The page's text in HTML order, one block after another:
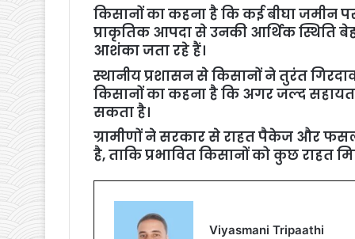
किसानों का कहना है कि कई बीघा जमीन
प्राकृतिक आपदा से उनकी आर्थिक स्थिति
आशंका जता रहे हैं।
स्थानीय प्रशासन से किसानों ने तुरंत
किसानों का कहना है कि अगर जल्द
सकता है।
ग्रामीणों ने सरकार से राहत पैकेज और
है, ताकि प्रभावित किसानों को कुछ राहत
Viyasmani Tripaathi